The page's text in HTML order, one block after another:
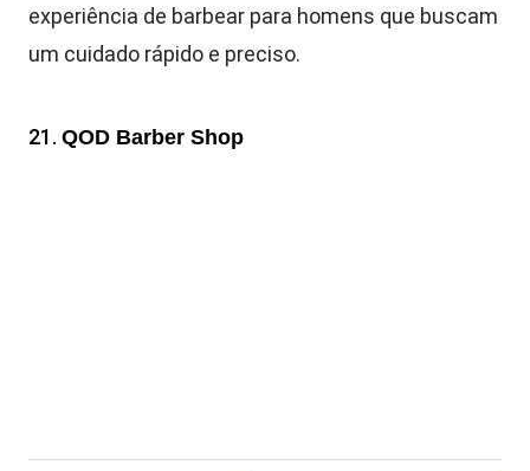
experiência de barbear para homens que buscam
um cuidado rápido e preciso.
21. QOD Barber Shop